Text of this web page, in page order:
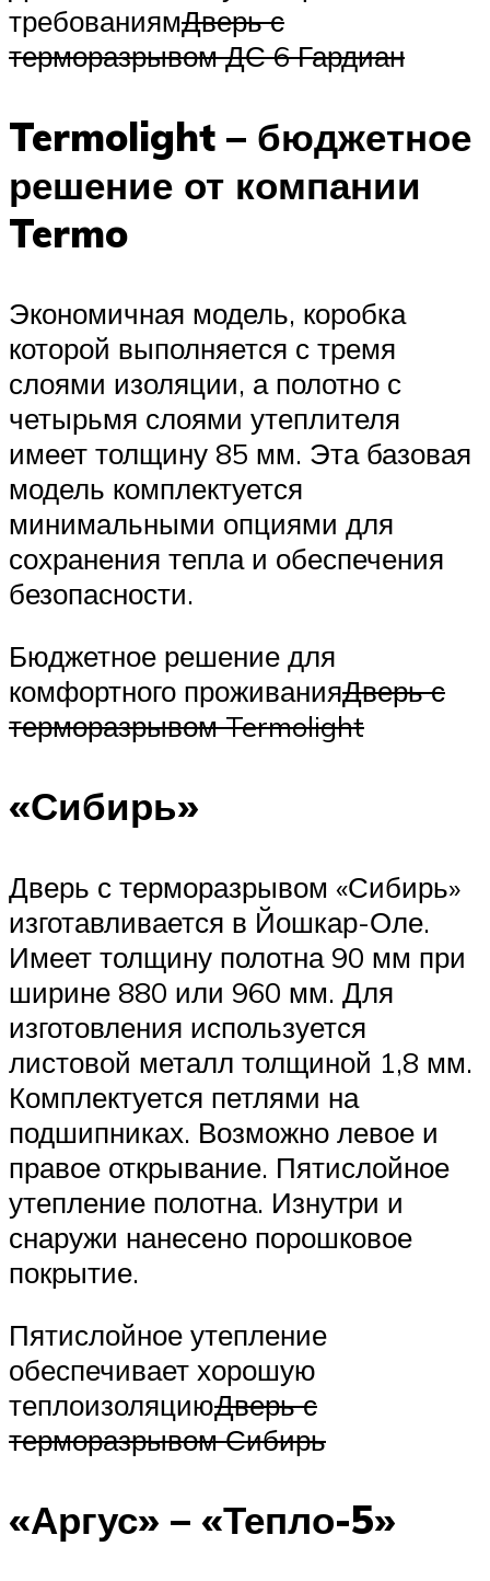
требованиямДверь с
терморазрывом ДС 6 Гардиан
Termolight – бюджетное
решение от компании
Termo
Экономичная модель, коробка
которой выполняется с тремя
слоями изоляции, а полотно с
четырьмя слоями утеплителя
имеет толщину 85 мм. Эта базовая
модель комплектуется
минимальными опциями для
сохранения тепла и обеспечения
безопасности.
Бюджетное решение для
комфортного проживанияДверь с
терморазрывом Termolight
«Сибирь»
Дверь с терморазрывом «Сибирь»
изготавливается в Йошкар-Оле.
Имеет толщину полотна 90 мм при
ширине 880 или 960 мм. Для
изготовления используется
листовой металл толщиной 1,8 мм.
Комплектуется петлями на
подшипниках. Возможно левое и
правое открывание. Пятислойное
утепление полотна. Изнутри и
снаружи нанесено порошковое
покрытие.
Пятислойное утепление
обеспечивает хорошую
теплоизоляциюДверь с
терморазрывом Сибирь
«Аргус» – «Тепло-5»